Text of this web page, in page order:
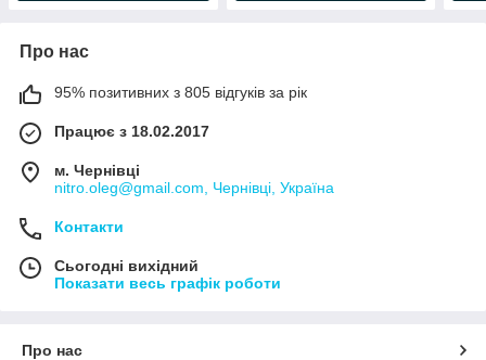
Про нас
95% позитивних з 805 відгуків за рік
Працює з 18.02.2017
м. Чернівці
nitro.oleg@gmail.com, Чернівці, Україна
Контакти
Сьогодні вихідний
Показати весь графік роботи
Про нас